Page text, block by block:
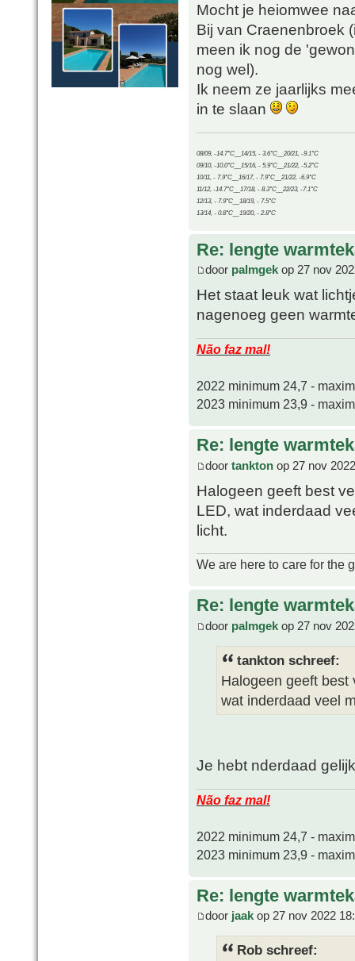
Mocht je heiomwee
Bij van Craenenbroek
meen ik nog de
nog wel).
Ik neem ze jaarlijks
in te slaan
08/09, -14.7°C__14/15, - 3.6°C__20/21, -9.1°C
09/10, -10.0°C__15/16, - 5.9°C__21/22, -5.2°C
10/11, - 7.9°C__16/17, - 7.9°C__21/22, -6.9°C
11/12, -14.7°C__17/18, - 8.3°C__22/23, -7.1°C
12/13, - 7.9°C__18/19, - 7.5°C
13/14, - 0.8°C__19/20, - 2.8°C
Re: lengte
door palmgek op 27 nov
Het staat leuk wat
nagenoeg geen
Não faz mal!
2022 minimum 24,7 -
2023 minimum 23,9 -
Re: lengte
door tankton op 27 nov
Halogeen geeft best
LED, wat inderdaad
licht.
We are here to care for the
Re: lengte
door palmgek op 27 nov
tankton schreef:
Halogeen geeft best
wat inderdaad veel
Je hebt nderdaad
Não faz mal!
2022 minimum 24,7 -
2023 minimum 23,9 -
Re: lengte
door jaak op 27 nov 2022
Rob schreef: